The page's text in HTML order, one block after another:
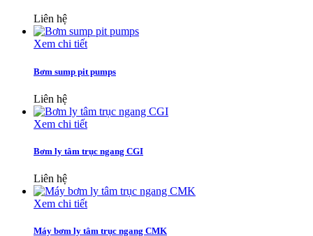
Liên hệ
Xem chi tiết
Bơm sump pit pumps
Liên hệ
Xem chi tiết
Bơm ly tâm trục ngang CGI
Liên hệ
Xem chi tiết
Máy bơm ly tâm trục ngang CMK